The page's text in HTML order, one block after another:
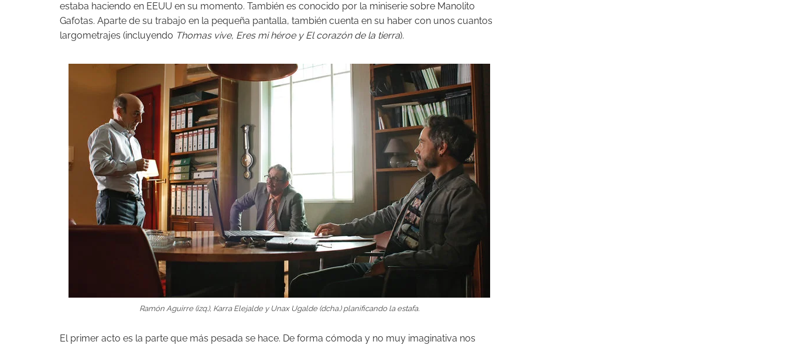
estaba haciendo en EEUU en su momento. También es conocido por la miniserie sobre Manolito
Gafotas. Aparte de su trabajo en la pequeña pantalla, también cuenta en su haber con unos cuantos
largometrajes (incluyendo Thomas vive, Eres mi héroe y El corazón de la tierra).
Ramón Aguirre (izq.), Karra Elejalde y Unax Ugalde (dcha.) planificando la estafa.
El primer acto es la parte que más pesada se hace. De forma cómoda y no muy imaginativa nos